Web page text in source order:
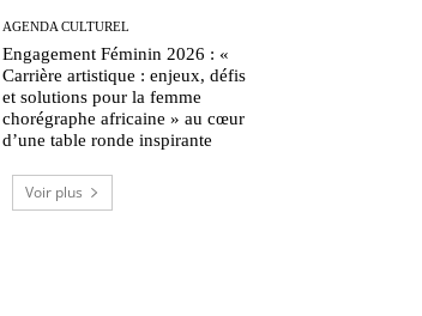
AGENDA CULTUREL
Engagement Féminin 2026 : «
Carrière artistique : enjeux, défis
et solutions pour la femme
chorégraphe africaine » au cœur
d’une table ronde inspirante
Voir plus